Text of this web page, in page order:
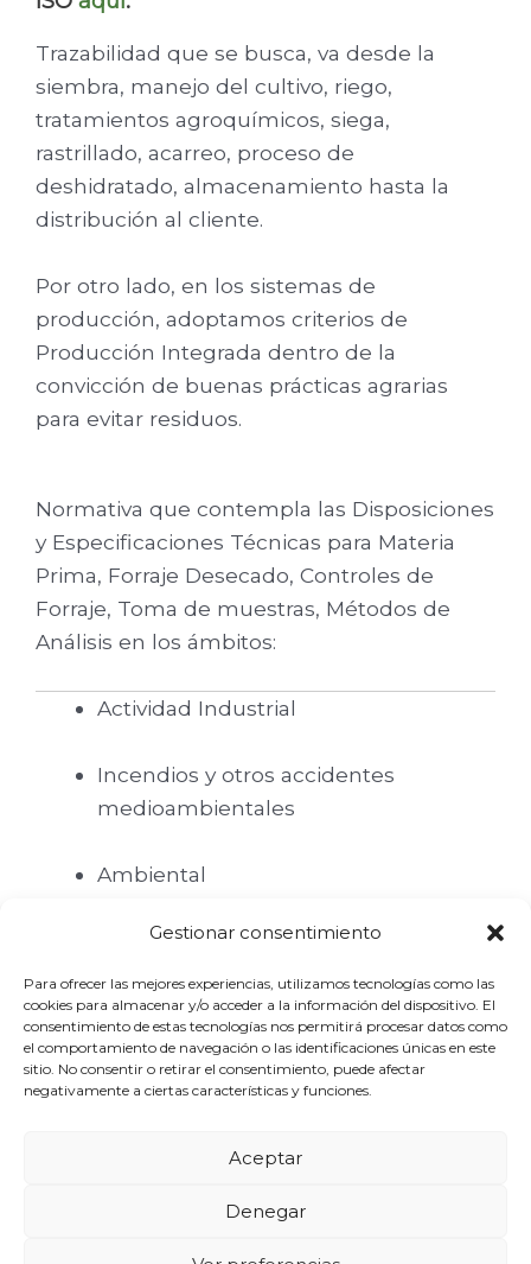
Gestionar consentimiento
Para ofrecer las mejores experiencias, utilizamos tecnologías como las
cookies para almacenar y/o acceder a la información del dispositivo. El
consentimiento de estas tecnologías nos permitirá procesar datos como
el comportamiento de navegación o las identificaciones únicas en este
sitio. No consentir o retirar el consentimiento, puede afectar
negativamente a ciertas características y funciones.
Aceptar
Denegar
Trazabilidad que se busca, va desde la
siembra, manejo del cultivo, riego,
tratamientos agroquímicos, siega,
rastrillado, acarreo, proceso de
deshidratado, almacenamiento hasta la
distribución al cliente.
Por otro lado, en los sistemas de
producción, adoptamos criterios de
Producción Integrada dentro de la
convicción de buenas prácticas agrarias
para evitar residuos.
Normativa que contempla las Disposiciones
y Especificaciones Técnicas para Materia
Prima, Forraje Desecado, Controles de
Forraje, Toma de muestras, Métodos de
Análisis en los ámbitos:
Actividad Industrial
Incendios y otros accidentes
medioambientales
Ambiental
Alimentos
Sustancias Peligrosas